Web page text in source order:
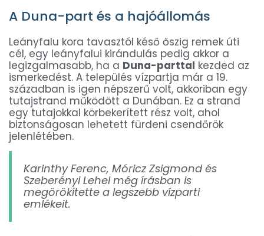
A Duna-part és a hajóállomás
Leányfalu kora tavasztól késő őszig remek úti
cél, egy leányfalui kirándulás pedig akkor a
legizgalmasabb, ha a Duna-parttal kezded az
ismerkedést. A település vízpartja már a 19.
században is igen népszerű volt, akkoriban egy
tutajstrand működött a Dunában. Ez a strand
egy tutajokkal körbekerített rész volt, ahol
biztonságosan lehetett fürdeni csendőrök
jelenlétében.
Karinthy Ferenc, Móricz Zsigmond és
Szeberényi Lehel még írásban is
megörökítette a legszebb vízparti
emlékeit.